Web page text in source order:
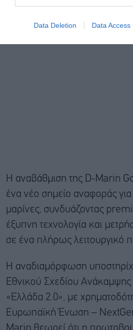
Data Deletion Data Access
δέσμευσή μας στο SBTi και
μείωση των εκπομπών κατά
Η αναβάθμιση της D-Marin
ένα νέο σημείο αναφοράς για
μαρίνες, συνδυάζοντας
έξυπνη τεχνολογία και
σε ένα πλήρως λειτουργικό
Η αναδιαμόρφωση
Εθνικού Σχεδίου Ανάκαμψης
«Ελλάδα 2.0», με
Ευρωπαϊκή Ένωση –